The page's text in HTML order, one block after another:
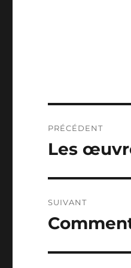
de
PRÉCÉDENT
Publication
Les
SUIVANT
Publication